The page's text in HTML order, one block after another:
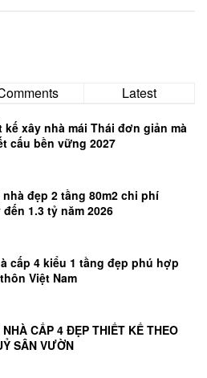
Latest
kế xây nhà mái Thái đơn giản mà
cấu bền vững 2027
đẹp 2 tầng 80m2 chi phí
1.3 tỷ năm 2026
cấp 4 kiểu 1 tầng đẹp phú hợp
Việt Nam
CẤP 4 ĐẸP THIẾT KẾ THEO
SÂN VƯỜN